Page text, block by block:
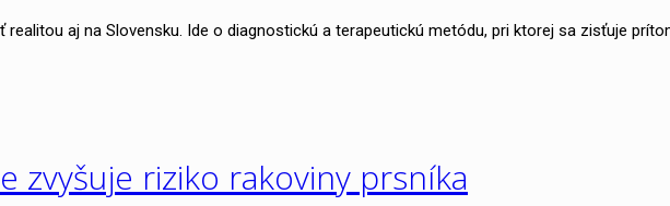
aj na Slovensku. Ide o diagnostickú a terapeutickú metódu, pri ktorej sa zisťuje
zvyšuje riziko rakoviny prsníka